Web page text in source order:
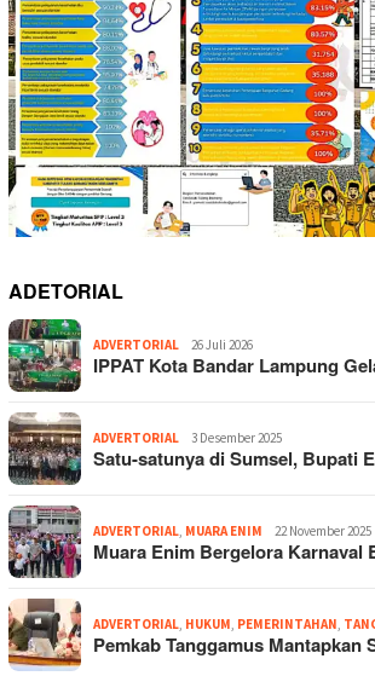
ADETORIAL
ADVERTORIAL 26 Juli 2026
IPPAT Kota Bandar Lampung
ADVERTORIAL 3 Desember 2025
Satu-satunya di Sumsel, Bupati
ADVERTORIAL, MUARA ENIM 22 November 2025
Muara Enim Bergelora Karnaval
ADVERTORIAL, HUKUM, PEMERINTAHAN,
Pemkab Tanggamus